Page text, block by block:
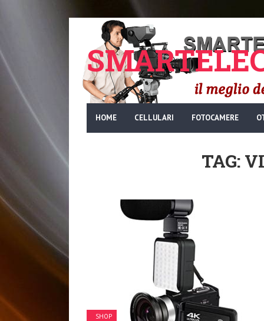
HOME CELLULARI FOTOCAMERE
TAG:
SHOP